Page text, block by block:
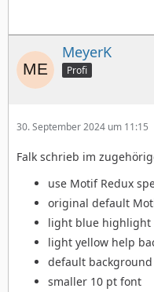
MeyerK
Profi
30. September 2024 um 11:15
Falk schrieb im
use Motif Redux
original default
light blue highlight
light yellow help
default
smaller 10 pt font